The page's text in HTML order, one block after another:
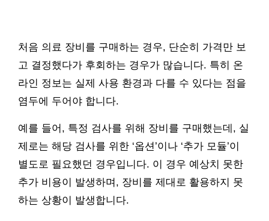
처음 의료 장비를 구매하는 경우, 단순히 가격만 보
고 결정했다가 후회하는 경우가 많습니다. 특히 온
라인 정보는 실제 사용 환경과 다를 수 있다는 점을
염두에 두어야 합니다.
예를 들어, 특정 검사를 위해 장비를 구매했는데, 실
제로는 해당 검사를 위한 ‘옵션’이나 ‘추가 모듈’이
별도로 필요했던 경우입니다. 이 경우 예상치 못한
추가 비용이 발생하며, 장비를 제대로 활용하지 못
하는 상황이 발생합니다.